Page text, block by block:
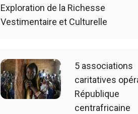
Exploration de la Richesse
Vestimentaire et Culturelle
5 associations
caritatives
République
centrafricaine